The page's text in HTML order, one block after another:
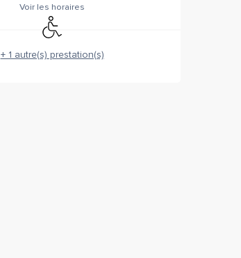
Voir les horaires
Accès handicapés
+ 1 autre(s) prestation(s)